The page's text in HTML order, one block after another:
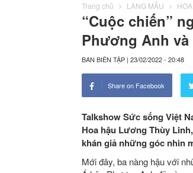
Trang chủ LÀNG MẪU
“Cuộc chiến”
Phương Anh và
BAN BIÊN TẬP | 23/02/2022 - 20:48
Share on Facebook
Talkshow Sức sống Việt
Hoa hậu Lương Thùy
khán giả những góc nhìn
Mới đây, ba nàng hậu với